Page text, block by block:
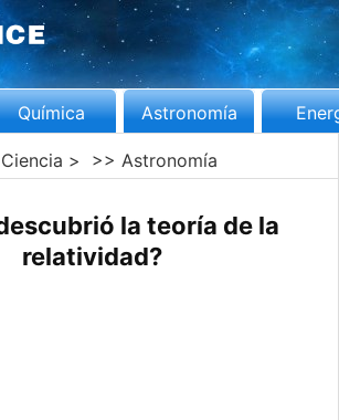
Química Astronomía
Ciencia > >> Astronomía
la teoría de la
relatividad?